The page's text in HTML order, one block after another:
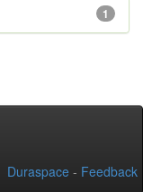
1
Duraspace - Feedback